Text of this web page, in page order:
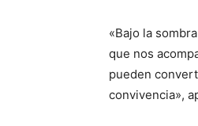
«Bajo la
que nos
pueden
convivencia»,